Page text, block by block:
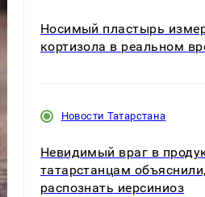
Носимый пластырь
кортизола в реальном
Новости Татарстана
Невидимый враг в
татарстанцам
распознать иерсиниоз